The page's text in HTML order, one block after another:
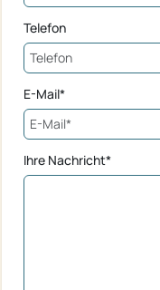
Telefon
E-Mail*
Ihre Nachricht*